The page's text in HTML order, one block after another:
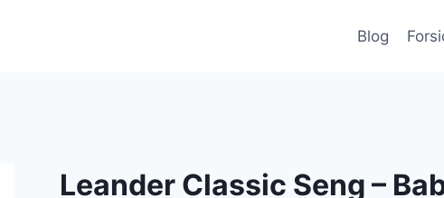
Blog
Leander Classic Seng –